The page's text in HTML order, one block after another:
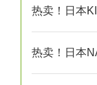
热卖！日本
热卖！日本